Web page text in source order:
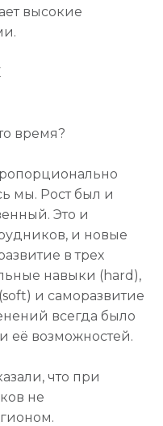
высокие
время?
мы. Рост был и
Это и
и новые
в трех
навыки (hard),
и саморазвитие
всегда было
её возможностей.
что при
не